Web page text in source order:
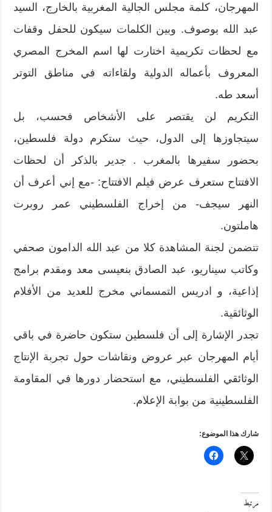
المهرجان، كلمة مجلس الجالية المغربية بالخارج، السيد
عبد الله بوصوف. وبين الكلمات سيكون للحفل وقفات
مع لحظات تكريمية اختارت لها اسم المخرج المصري
المعروف بأعماله الدولية ولقاءاته في مناطق التوتر
أسعد طه.
التكريم لن يقتصر على الأشخاص فحسب، بل
سيتجاوزها إلى الدول، حيث ستكرم دولة فلسطين،
بحضور سفيرها بالمغرب . جدير بالذكر أن لحظات
الافتتاح ستعرف عرض فيلم الافتتاح: -مع إني أعرف أن
النهر سيجف- من إخراج الفلسطيني عمر روبرت
هاملتون.
تتضمن لجنة المشاهدة كلا من عبد الله الدامون صحفي
وكاتب سيناريو، عبد الصادق بنعيسى معد ومقدم برامج
إذاعية، و ادريس التمسماني مخرج للعديد من الأفلام
الوثائقية.
تجدر الإشارة إلى أن فلسطين ستكون حاضرة في باقي
أيام المهرجان عبر عروض ونقاشات حول تجربة الإنتاج
الوثائقي الفلسطيني، مع استحضار دورها في المقاومة
الفلسطينية من بوابة الإعلام.
شارك هذا الموضوع:
مرتبط